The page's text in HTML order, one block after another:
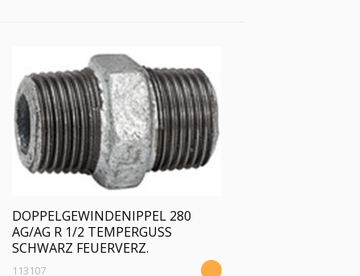
DOPPELGEWINDENIPPEL 280
AG/AG R 1/2 TEMPERGUSS
SCHWARZ FEUERVERZ.
113107